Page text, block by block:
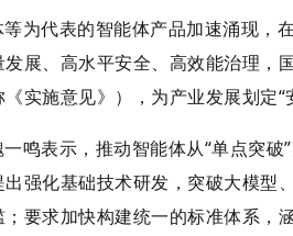
为代表的智能体产品加速涌现，
展、高水平安全、高效能治理
施意见》），为产业发展划定“
鸣表示，推动智能体从“单点突
强化基础技术研发，突破大模
要求加快构建统一的标准体系